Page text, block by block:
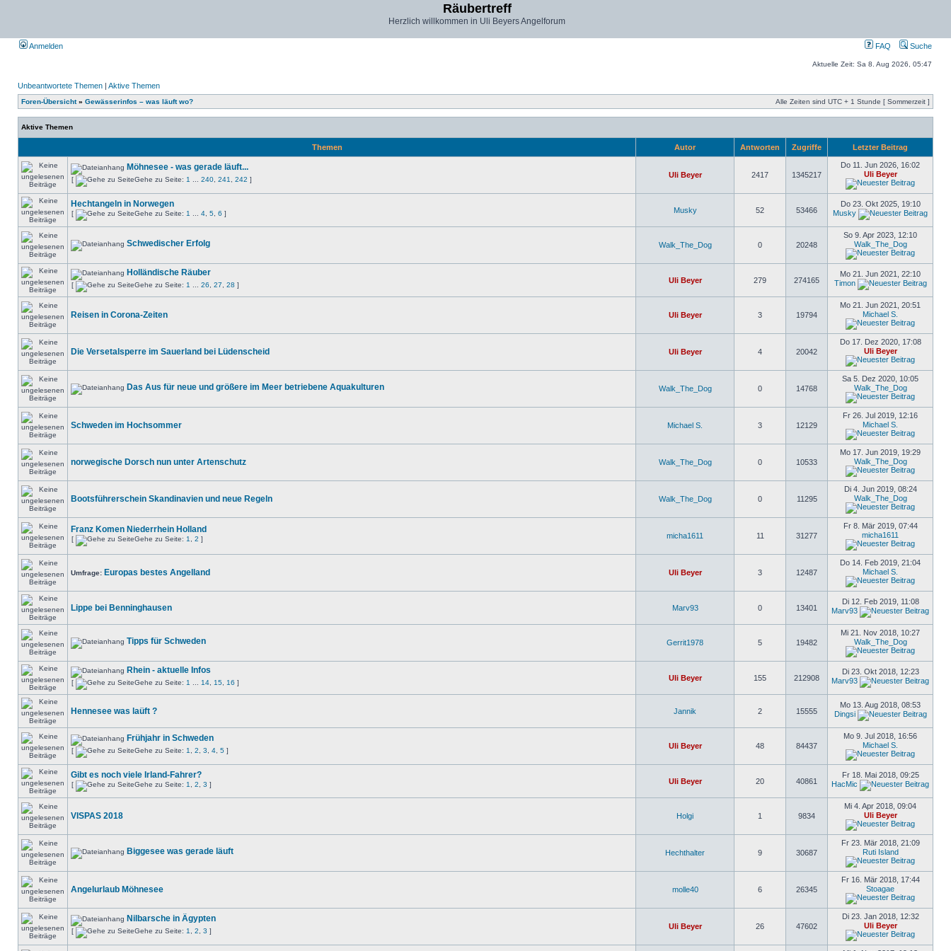
Räubertreff
Herzlich willkommen in Uli Beyers Angelforum
Anmelden FAQ Suche
Aktuelle Zeit: Sa 8. Aug 2026, 05:47
Unbeantwortete Themen | Aktive Themen
Foren-Übersicht» Gewässerinfos – was läuft wo? Alle Zeiten sind UTC + 1 Stunde [ Sommerzeit ]
Aktive Themen
Themen Autor Antworten Zugriffe Letzter Beitrag
Möhnesee - was gerade läuft...
[ Gehe zu Seite: 1 240 241 242 ]
Uli Beyer 2417 1345217
Do 11. Jun 2026, 16:02
Uli Beyer
Hechtangeln in Norwegen
[ Gehe zu Seite: 1 4 5 6 ] Musky 52 53466
Do 23. Okt 2025, 19:10
Musky
Schwedischer Erfolg Walk_The_Dog 0 20248
So 9. Apr 2023, 12:10
Walk_The_Dog
Holländische Räuber
[ Gehe zu Seite: 1 26 27 28 ]
Uli Beyer 279 274165
Mo 21. Jun 2021, 22:10
Timon
Reisen in Corona-Zeiten Uli Beyer 3 19794
Mo 21. Jun 2021, 20:51
Michael S.
Die Versetalsperre im Sauerland bei Lüdenscheid Uli Beyer 4 20042
Do 17. Dez 2020, 17:08
Uli Beyer
Das Aus für neue und größere im Meer betriebene Aquakulturen Walk_The_Dog 0 14768
Sa 5. Dez 2020, 10:05
Walk_The_Dog
Schweden im Hochsommer Michael S. 3 12129
Fr 26. Jul 2019, 12:16
Michael S.
norwegische Dorsch nun unter Artenschutz Walk_The_Dog 0 10533
Mo 17. Jun 2019, 19:29
Walk_The_Dog
Bootsführerschein Skandinavien und neue Regeln Walk_The_Dog 0 11295
Di 4. Jun 2019, 08:24
Walk_The_Dog
Franz Komen Niederrhein Holland
[ Gehe zu Seite: 1 2 ] micha1611 11 31277
Fr 8. Mär 2019, 07:44
micha1611
Umfrage: Europas bestes Angelland Uli Beyer 3 12487
Do 14. Feb 2019, 21:04
Michael S.
Lippe bei Benninghausen Marv93 0 13401
Di 12. Feb 2019, 11:08
Marv93
Tipps für Schweden Gerrit1978 5 19482
Mi 21. Nov 2018, 10:27
Walk_The_Dog
Rhein - aktuelle Infos
[ Gehe zu Seite: 1 14 15 16 ]
Uli Beyer 155 212908
Di 23. Okt 2018, 12:23
Marv93
Hennesee was laüft ? Jannik 2 15555
Mo 13. Aug 2018, 08:53
Dingsi
Frühjahr in Schweden
[ Gehe zu Seite: 1 2 3 4 5 ]
Uli Beyer 48 84437
Mo 9. Jul 2018, 16:56
Michael S.
Gibt es noch viele Irland-Fahrer?
[ Gehe zu Seite: 1 2 3 ] Uli Beyer 20 40861
Fr 18. Mai 2018, 09:25
HacMic
VISPAS 2018 Holgi 1 9834
Mi 4. Apr 2018, 09:04
Uli Beyer
Biggesee was gerade läuft Hechthalter 9 30687
Fr 23. Mär 2018, 21:09
Ruti Island
Angelurlaub Möhnesee molle40 6 26345
Fr 16. Mär 2018, 17:44
Stoagae
Nilbarsche in Ägypten
[ Gehe zu Seite: 1 2 3 ]
Uli Beyer 26 47602
Di 23. Jan 2018, 12:32
Uli Beyer